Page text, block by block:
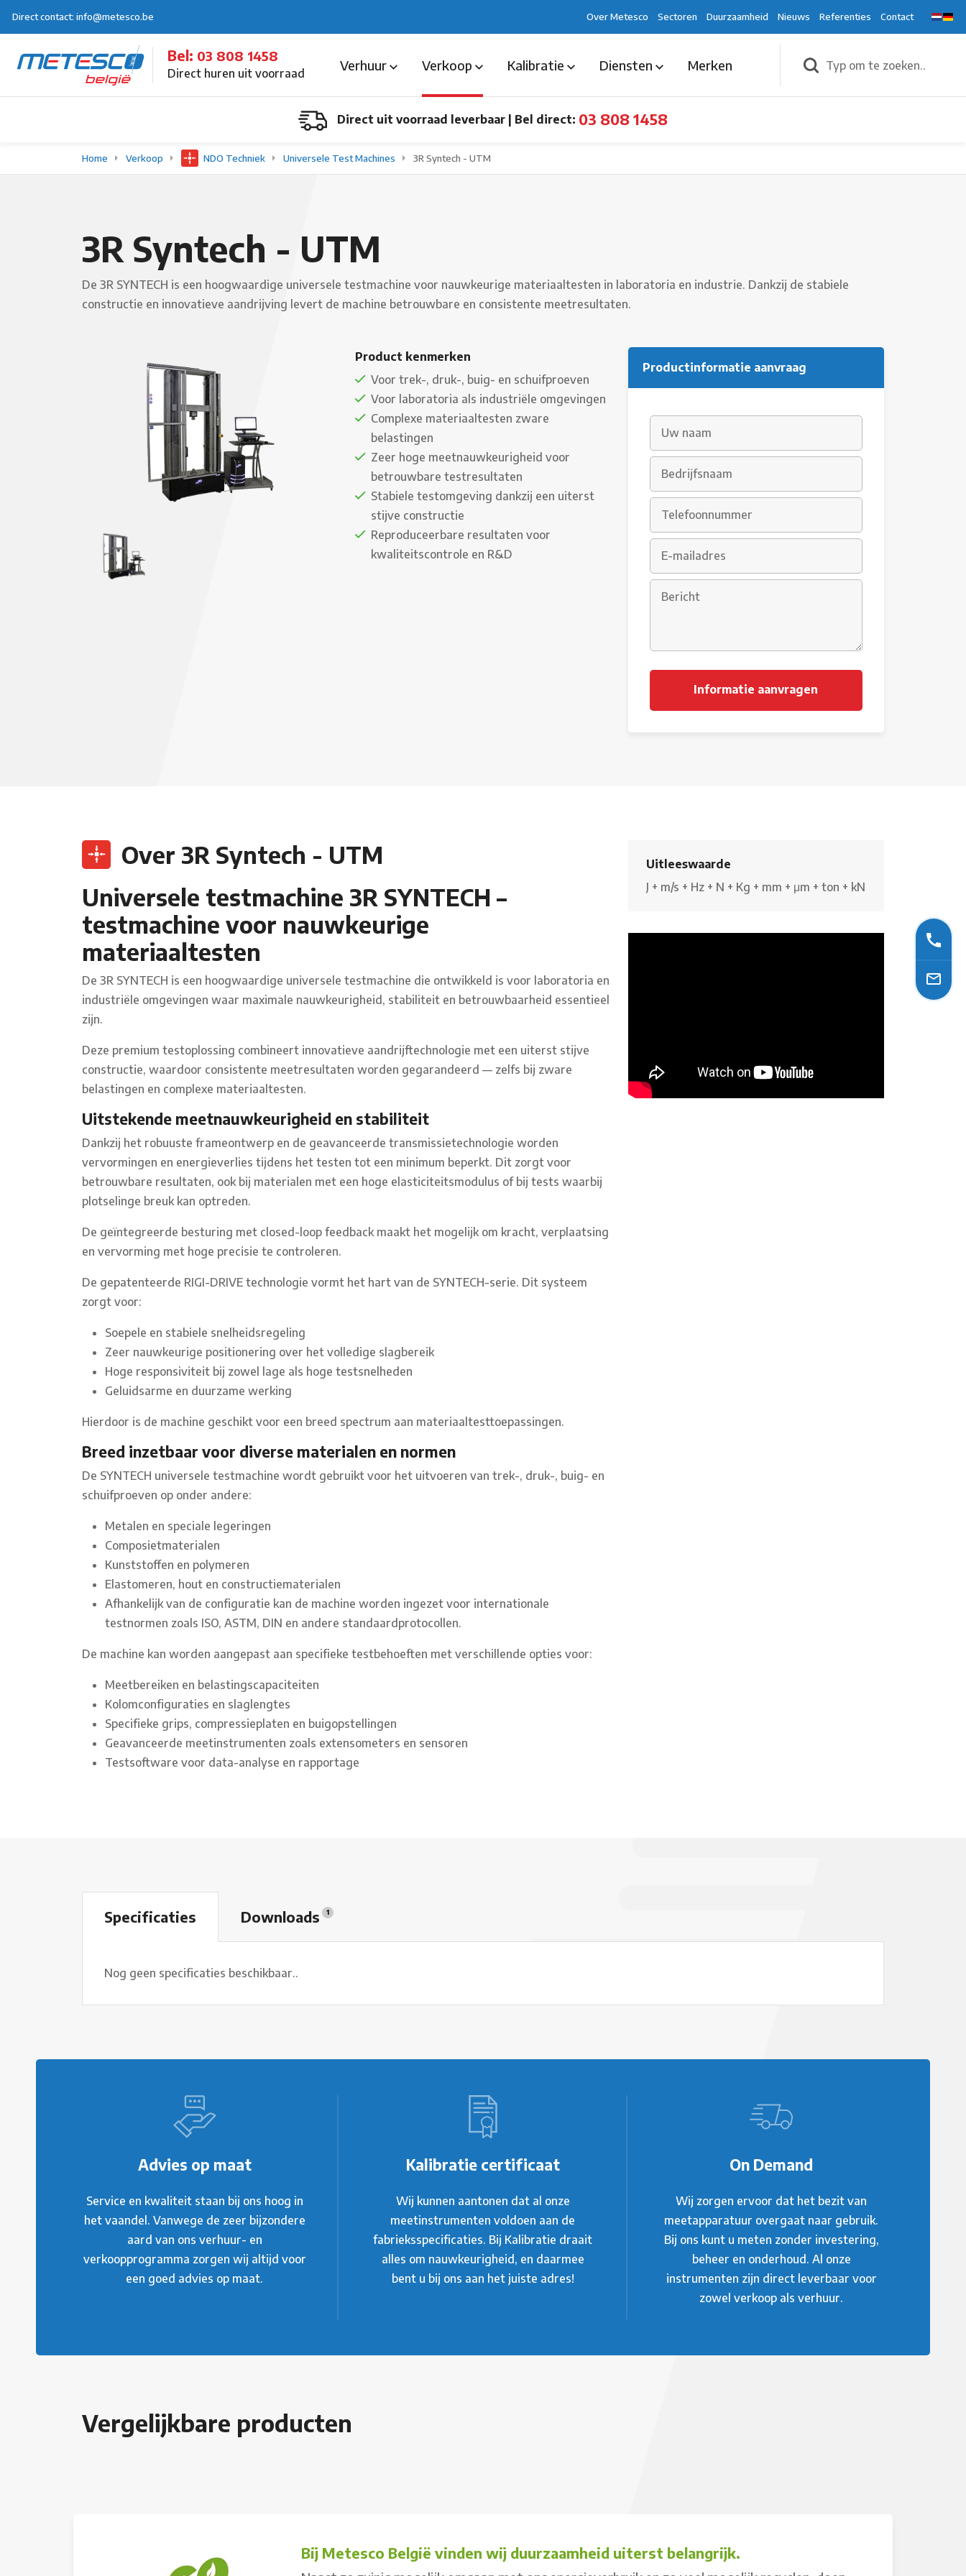
Direct contact: info@metesco.be Over Metesco Sectoren Duurzaamheid Nieuws Referenties Contact
Bel: 03 808 1458
Direct huren uit voorraad Verhuur Verkoop Kalibratie Diensten Merken
Direct uit voorraad leverbaar Bel direct: 03 808 1458
Home Verkoop NDO Techniek Universele Test Machines 3R Syntech - UTM
3R Syntech - UTM
De 3R SYNTECH is een hoogwaardige universele testmachine voor nauwkeurige materiaaltesten in laboratoria en industrie. Dankzij de stabiele
constructie en innovatieve aandrijving levert de machine betrouwbare en consistente meetresultaten.
Product kenmerken
Voor trek-, druk-, buig- en schuifproeven
Voor laboratoria als industriële omgevingen
Complexe materiaaltesten zware
belastingen
Zeer hoge meetnauwkeurigheid voor
betrouwbare testresultaten
Stabiele testomgeving dankzij een uiterst
stijve constructie
Reproduceerbare resultaten voor
kwaliteitscontrole en R&D
Productinformatie aanvraag
Over 3R Syntech - UTM
Universele testmachine 3R SYNTECH –
testmachine voor nauwkeurige
materiaaltesten
De 3R SYNTECH is een hoogwaardige universele testmachine die ontwikkeld is voor laboratoria en
industriële omgevingen waar maximale nauwkeurigheid, stabiliteit en betrouwbaarheid essentieel
zijn.
Deze premium testoplossing combineert innovatieve aandrijftechnologie met een uiterst stijve
constructie, waardoor consistente meetresultaten worden gegarandeerd — zelfs bij zware
belastingen en complexe materiaaltesten.
Uitstekende meetnauwkeurigheid en stabiliteit
Dankzij het robuuste frameontwerp en de geavanceerde transmissietechnologie worden
vervormingen en energieverlies tijdens het testen tot een minimum beperkt. Dit zorgt voor
betrouwbare resultaten, ook bij materialen met een hoge elasticiteitsmodulus of bij tests waarbij
plotselinge breuk kan optreden.
De geïntegreerde besturing met closed-loop feedback maakt het mogelijk om kracht, verplaatsing
en vervorming met hoge precisie te controleren.
De gepatenteerde RIGI-DRIVE technologie vormt het hart van de SYNTECH-serie. Dit systeem
zorgt voor:
Soepele en stabiele snelheidsregeling
Zeer nauwkeurige positionering over het volledige slagbereik
Hoge responsiviteit bij zowel lage als hoge testsnelheden
Geluidsarme en duurzame werking
Hierdoor is de machine geschikt voor een breed spectrum aan materiaaltesttoepassingen.
Breed inzetbaar voor diverse materialen en normen
De SYNTECH universele testmachine wordt gebruikt voor het uitvoeren van trek-, druk-, buig- en
schuifproeven op onder andere:
Metalen en speciale legeringen
Composietmaterialen
Kunststoffen en polymeren
Elastomeren, hout en constructiematerialen
Afhankelijk van de configuratie kan de machine worden ingezet voor internationale
testnormen zoals ISO, ASTM, DIN en andere standaardprotocollen.
De machine kan worden aangepast aan specifieke testbehoeften met verschillende opties voor:
Meetbereiken en belastingscapaciteiten
Kolomconfiguraties en slaglengtes
Specifieke grips, compressieplaten en buigopstellingen
Geavanceerde meetinstrumenten zoals extensometers en sensoren
Testsoftware voor data-analyse en rapportage
Uitleeswaarde
J + m/s + Hz + N + Kg + mm + μm + ton + kN
Specificaties Downloads 1
Nog geen specificaties beschikbaar..
Advies op maat
Service en kwaliteit staan bij ons hoog in
het vaandel. Vanwege de zeer bijzondere
aard van ons verhuur- en
verkoopprogramma zorgen wij altijd voor
een goed advies op maat.
Kalibratie certificaat
Wij kunnen aantonen dat al onze
meetinstrumenten voldoen aan de
fabrieksspecificaties. Bij Kalibratie draait
alles om nauwkeurigheid, en daarmee
bent u bij ons aan het juiste adres!
On Demand
Wij zorgen ervoor dat het bezit van
meetapparatuur overgaat naar gebruik.
Bij ons kunt u meten zonder investering,
beheer en onderhoud. Al onze
instrumenten zijn direct leverbaar voor
zowel verkoop als verhuur.
Vergelijkbare producten
Bij Metesco België vinden wij duurzaamheid uiterst belangrijk.